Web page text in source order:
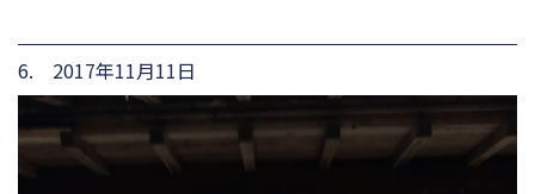
6. 2017年11月11日